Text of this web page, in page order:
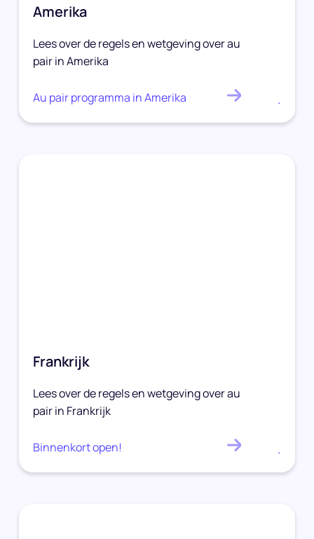
Amerika
Lees over de regels en wetgeving over au
pair in Amerika
Au pair programma in Amerika .
Frankrijk
Lees over de regels en wetgeving over au
pair in Frankrijk
Binnenkort open! .